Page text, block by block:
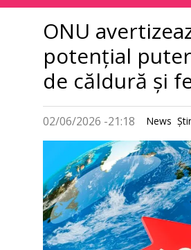
principală
ONU
potențial
de căldură și
02/06/2026 -21:18 News
Imagine